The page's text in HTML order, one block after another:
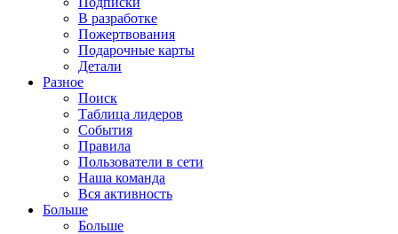
В разработке
Пожертвования
Подарочные карты
Детали
Разное
Поиск
Таблица лидеров
События
Правила
Пользователи в сети
Наша команда
Вся активность
Больше
Больше